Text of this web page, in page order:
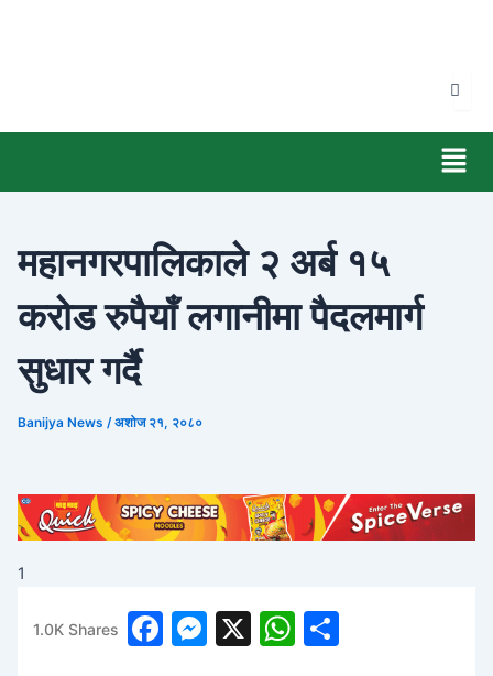
महानगरपालिकाले २ अर्ब १५
करोड रुपैयाँ लगानीमा पैदलमार्ग
सुधार गर्दै
Banijya News /अशोज २१, २०८०
1
1.0K Shares
F
M X
W